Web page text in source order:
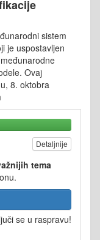
sistem
je uspostavljen
Ovaj
8. oktobra
Detaljnije
tema
se u raspravu!